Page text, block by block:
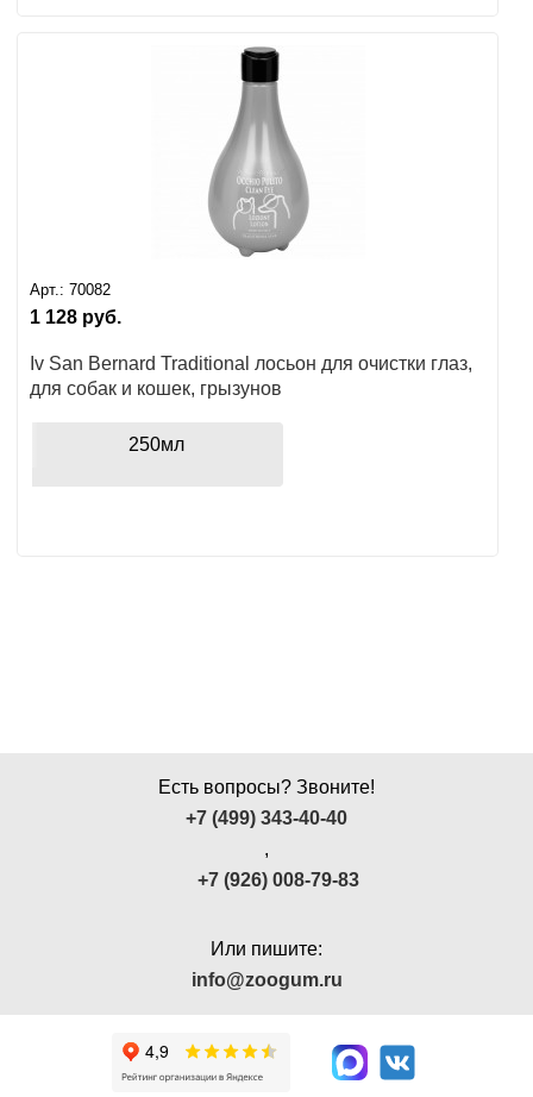
Арт.: 70082
1 128 руб.
Iv San Bernard Traditional лосьон для очистки глаз,
для собак и кошек, грызунов
250мл
Есть вопросы? Звоните!
+7 (499) 343-40-40
,
+7 (926) 008-79-83
Или пишите:
info@zoogum.ru